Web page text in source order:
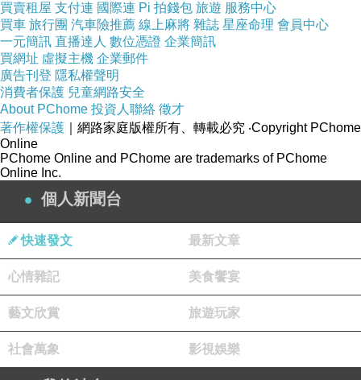
買賣租屋 支付連 國際連 Pi 拍錢包 旅遊 服務中心
買車 旅行團 汽車險推薦 線上麻將 雜誌 星座命理 會員中心
一元簡訊 直播達人 數位憑證 企業簡訊
買網址 虛擬主機 企業郵件
廣告刊登 隱私權聲明
消費者保護 兒童網路安全
About PChome 投資人聯絡 徵才
著作權保護 ｜網路家庭版權所有、轉載必究 ‧Copyright PChome
Online
PChome Online and PChome are trademarks of PChome
Online Inc.
個人新聞台
快速發文 最新文章
心情雜記 美食饗宴
藝文欣賞 旅遊玩家
社會萬象 影視娛樂